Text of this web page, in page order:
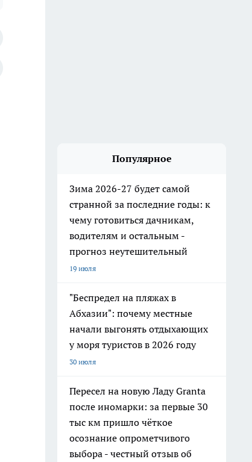
Популярное
Зима 2026-27 будет самой
странной за последние годы: к
чему готовиться дачникам,
водителям и остальным -
прогноз неутешительный
19 июля
"Беспредел на пляжах в
Абхазии": почему местные
начали выгонять отдыхающих
у моря туристов в 2026 году
30 июля
Пересел на новую Ладу Granta
после иномарки: за первые 30
тыс км пришло чёткое
осознание опрометчивого
выбора - честный отзыв об